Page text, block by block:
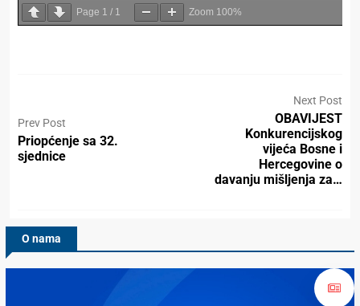
Page 1 / 1 Zoom 100%
Prev Post
Priopćenje sa 32.
sjednice
Next Post
OBAVIJEST
Konkurencijskog
vijeća Bosne i
Hercegovine o
davanju mišljenja za…
O nama